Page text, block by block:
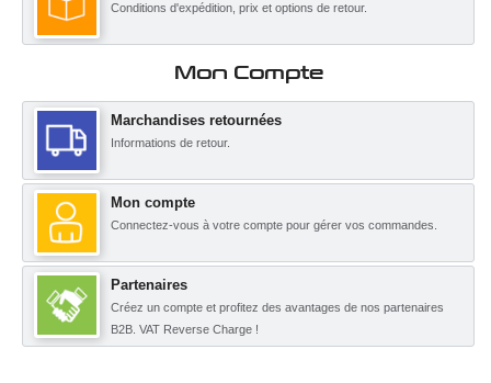
Conditions d'expédition, prix et options de retour.
Mon Compte
Marchandises retournées
Informations de retour.
Mon compte
Connectez-vous à votre compte pour gérer vos commandes.
Partenaires
Créez un compte et profitez des avantages de nos partenaires
B2B. VAT Reverse Charge !